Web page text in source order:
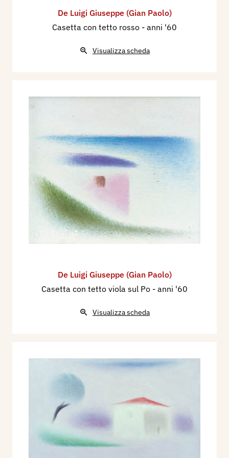
De Luigi Giuseppe (Gian Paolo)
Casetta con tetto rosso - anni '60
Visualizza scheda
De Luigi Giuseppe (Gian Paolo)
Casetta con tetto viola sul Po - anni '60
Visualizza scheda